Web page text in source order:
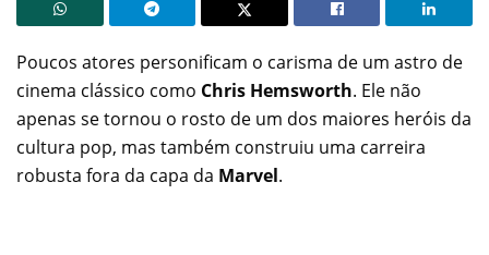
Poucos atores personificam o carisma de um astro de
cinema clássico como Chris Hemsworth. Ele não
apenas se tornou o rosto de um dos maiores heróis da
cultura pop, mas também construiu uma carreira
robusta fora da capa da Marvel.